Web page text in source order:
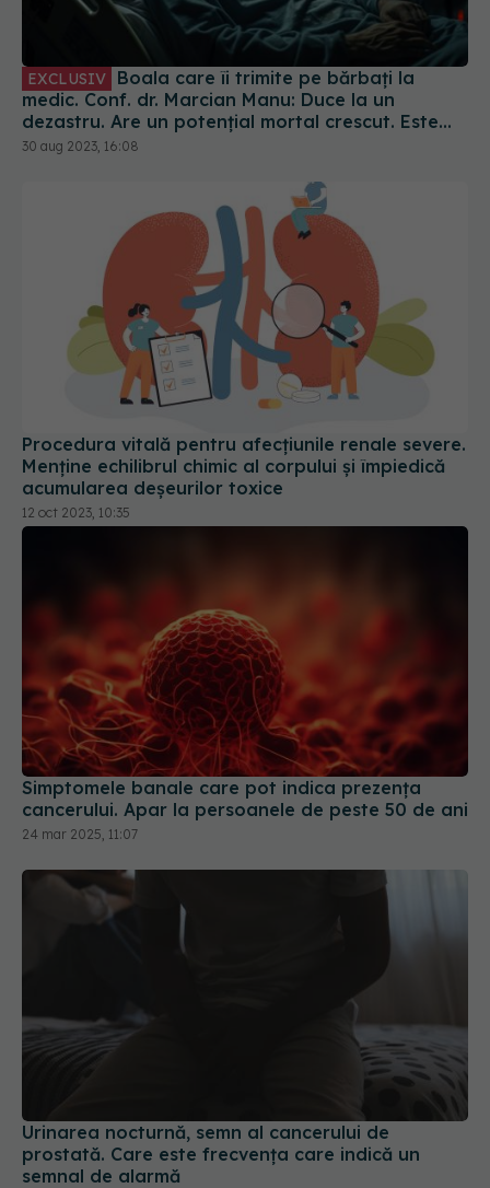
medic. Conf. dr. Marcian Manu: Duce la un
dezastru. Are un potențial mortal crescut. Este
zgomotoasă și violentă
30 aug 2023, 16:08
Procedura vitală pentru afecțiunile renale severe.
Menține echilibrul chimic al corpului și împiedică
acumularea deșeurilor toxice
12 oct 2023, 10:35
Simptomele banale care pot indica prezența
cancerului. Apar la persoanele de peste 50 de ani
24 mar 2025, 11:07
Urinarea nocturnă, semn al cancerului de
prostată. Care este frecvența care indică un
18 noi 2023, 16:14